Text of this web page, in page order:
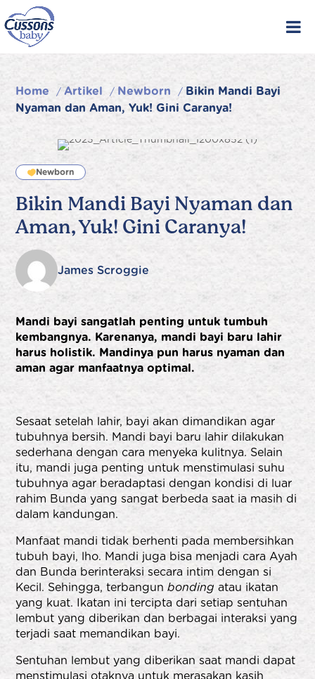
to
content
Home /Artikel / Newborn / Bikin Mandi Bayi
Nyaman dan Aman, Yuk! Gini Caranya!
Newborn
Bikin Mandi Bayi Nyaman dan
Aman, Yuk! Gini Caranya!
James Scroggie
Mandi bayi sangatlah penting untuk tumbuh
kembangnya. Karenanya, mandi bayi baru lahir
harus holistik. Mandinya pun harus nyaman dan
aman agar manfaatnya optimal.
Sesaat setelah lahir, bayi akan dimandikan agar
tubuhnya bersih. Mandi bayi baru lahir dilakukan
sederhana dengan cara menyeka kulitnya. Selain
itu, mandi juga penting untuk menstimulasi suhu
tubuhnya agar beradaptasi dengan kondisi di luar
rahim Bunda yang sangat berbeda saat ia masih di
dalam kandungan.
Manfaat mandi tidak berhenti pada membersihkan
tubuh bayi, lho. Mandi juga bisa menjadi cara Ayah
dan Bunda berinteraksi secara intim dengan si
Kecil. Sehingga, terbangunbondingatau ikatan
yang kuat. Ikatan ini tercipta dari setiap sentuhan
lembut yang diberikan dan berbagai interaksi yang
terjadi saat memandikan bayi.
Sentuhan lembut yang diberikan saat mandi dapat
menstimulasi otaknya untuk merasakan kasih